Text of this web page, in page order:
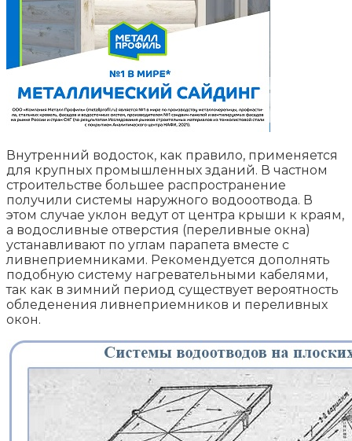
Внутренний водосток, как правило, применяется
для крупных промышленных зданий. В частном
строительстве большее распространение
получили системы наружного водооотвода. В
этом случае уклон ведут от центра крыши к краям,
а водосливные отверстия (переливные окна)
устанавливают по углам парапета вместе с
ливнеприемниками. Рекомендуется дополнять
подобную систему нагревательными кабелями,
так как в зимний период существует вероятность
обледенения ливнеприемников и переливных
окон.